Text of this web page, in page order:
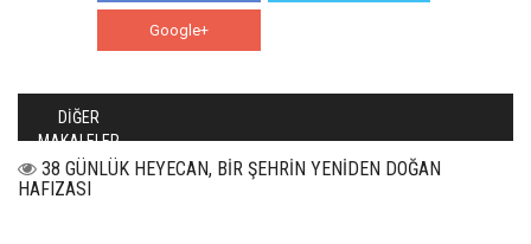
Google+
DİĞER
MAKALELER
38 GÜNLÜK HEYECAN, BİR ŞEHRİN YENİDEN DOĞAN
HAFIZASI